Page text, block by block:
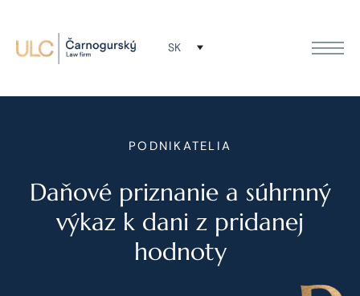
SK
PODNIKATELIA
Daňové priznanie a súhrnný
výkaz k dani z pridanej
hodnoty